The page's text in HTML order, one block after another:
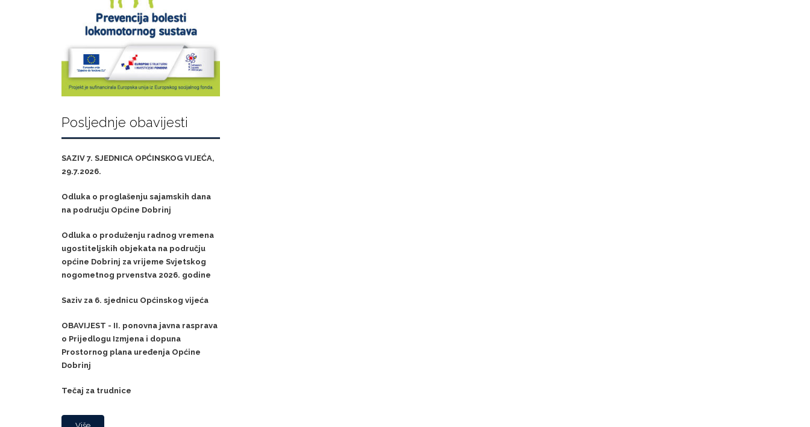
Posljednje obavijesti
SAZIV 7. SJEDNICA OPĆINSKOG VIJEĆA,
29.7.2026.
Odluka o proglašenju sajamskih dana
na području Općine Dobrinj
Odluka o produženju radnog vremena
ugostiteljskih objekata na području
općine Dobrinj za vrijeme Svjetskog
nogometnog prvenstva 2026. godine
Saziv za 6. sjednicu Općinskog vijeća
OBAVIJEST - II. ponovna javna rasprava
o Prijedlogu Izmjena i dopuna
Prostornog plana uređenja Općine
Dobrinj
Tečaj za trudnice